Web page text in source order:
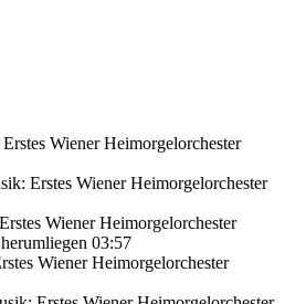
Wiener Heimorgelorchester
Erstes Wiener Heimorgelorchester
Wiener Heimorgelorchester
03:57
Wiener Heimorgelorchester